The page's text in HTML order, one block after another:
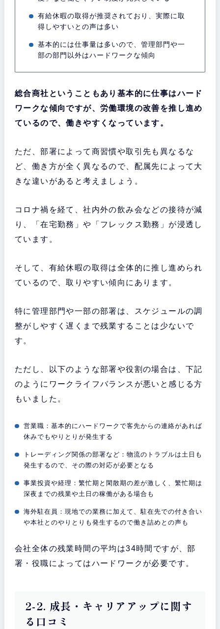
有給休暇の取得が推奨されており、実際に取
得しやすいとの声は多い
基本的には仕事量は多いので、管理部門や一
部の部門以外はハードワークな傾向
総合商社ということもあり基本的に仕事はハード
ワークな傾向ですが、労働環境の改善を推し進め
ているので、働きやすくなっています。
ただ、部署によって商習慣や取引先も異なるな
ど、働き方が全く異なるので、配属先によって大
きな違いがあると考えましょう。
コロナ禍を経て、社内外の飲み会などの接待が減
り、「在宅勤務」や「フレックス勤務」が浸透し
ています。
そして、有給休暇の取得は全体的に推し進められ
ているので、取りやすい傾向にあります。
特に管理部門や一部の部署は、スケジュールの調
整がしやすく遅くまで残業することは少ないで
す。
ただし、以下のような部署や役割の場合は、下記
のようにワークライフバランスが悪いと感じる方
もいました。
営業職：基本的にハードワークで客先からの連絡があれば
休みでもやりとりが発生する
トレーディング関係の部署など：物流のトラブルは土日も
発生するので、その際の対応が必要となる
事業投資や経理：繁忙期と閑散期の差が激しく、繁忙期は
深夜までの残業や土日の稼働がある場合も
海外駐在員：現地での業務に加えて、駐在先での付き合い
や本社とのやりとりも発生するので働き詰めとの声も
会社全体の残業時間の平均は34時間ですが、部
署・役職によってはハードワークが必要です。
2-2. 成長・キャリアアップに関す
る口コミ